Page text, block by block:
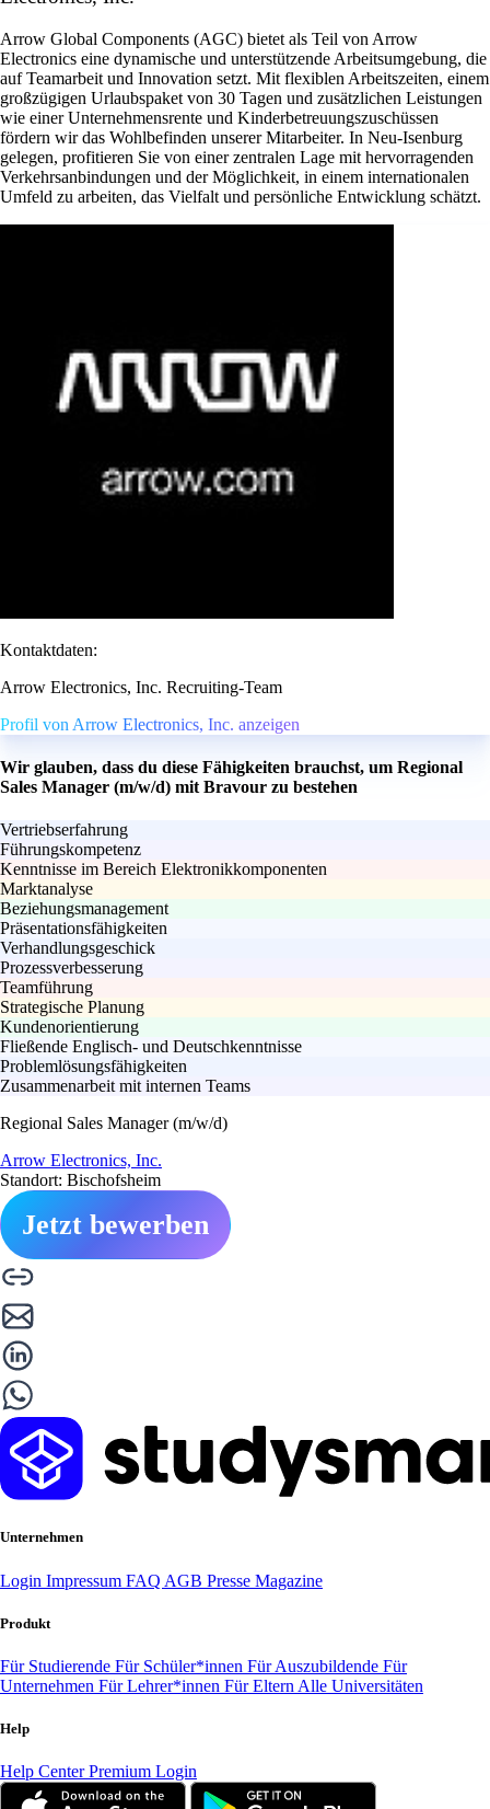
Arrow Global Components (AGC) bietet als Teil von Arrow
Electronics eine dynamische und unterstützende Arbeitsumgebung, die
auf Teamarbeit und Innovation setzt. Mit flexiblen Arbeitszeiten, einem
großzügigen Urlaubspaket von 30 Tagen und zusätzlichen Leistungen
wie einer Unternehmensrente und Kinderbetreuungszuschüssen
fördern wir das Wohlbefinden unserer Mitarbeiter. In Neu-Isenburg
gelegen, profitieren Sie von einer zentralen Lage mit hervorragenden
Verkehrsanbindungen und der Möglichkeit, in einem internationalen
Umfeld zu arbeiten, das Vielfalt und persönliche Entwicklung schätzt.
Kontaktdaten:
Arrow Electronics, Inc. Recruiting-Team
Profil von Arrow Electronics, Inc. anzeigen
Wir glauben, dass du diese Fähigkeiten brauchst, um Regional
Sales Manager (m/w/d) mit Bravour zu bestehen
Vertriebserfahrung
Führungskompetenz
Kenntnisse im Bereich Elektronikkomponenten
Marktanalyse
Beziehungsmanagement
Präsentationsfähigkeiten
Verhandlungsgeschick
Prozessverbesserung
Teamführung
Strategische Planung
Kundenorientierung
Fließende Englisch- und Deutschkenntnisse
Problemlösungsfähigkeiten
Zusammenarbeit mit internen Teams
Regional Sales Manager (m/w/d)
Arrow Electronics, Inc.
Standort: Bischofsheim
Jetzt bewerben
Unternehmen
Login Impressum FAQ AGB Presse Magazine
Produkt
Für Studierende Für Schüler*innen Für Auszubildende Für
Unternehmen Für Lehrer*innen Für Eltern Alle Universitäten
Help
Help CenterPremium Login